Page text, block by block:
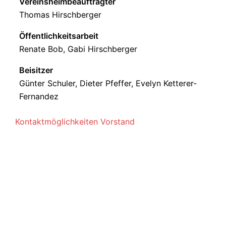
Thomas Hirschberger
Öffentlichkeitsarbeit
Renate Bob, Gabi Hirschberger
Beisitzer
Günter Schuler, Dieter Pfeffer, Evelyn Ketterer-
Fernandez
Kontaktmöglichkeiten Vorstand